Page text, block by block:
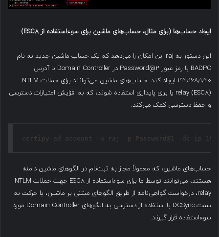
ایجاد حساب‌ها (برای مثال، حساب‌های ماشین برای سوءاستفاده ازESC8)
این دستور به raj این امکان را می‌دهد که یک حساب ماشین جدید به نام
BADPC با رمز عبور Password@2 در Domain Controller با آدرس
۱۹۲٫۱۶۸٫۱٫۲۰ ایجاد کند. حساب‌های ماشین می‌توانند برای حملات NTLM
relay (ESC8) یا برای پایداری استفاده شوند، که به افزایش امتیازات دسترسی
و حفظ دسترسی کمک می‌کند.
certipy-ad account -u raj -p Password@1 -dc-ip
حساب‌های ماشین، که معمولاً مجاز به ثبت‌نام در الگوهای ماشین دامنه
هستند، می‌توانند توسط ما برای سوءاستفاده از ESC8 جهت حملات NTLM
relay، درخواست گواهی‌نامه از طریق الگوهای مبتنی بر ماشین، یا حرکت به
سمت DCSync با استفاده از دسترسی به الگوهای Domain Controller مورد
سوءاستفاده قرار گیرند.